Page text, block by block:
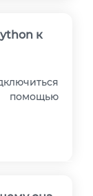
к